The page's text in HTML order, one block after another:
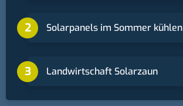
Solarpanels im Sommer kühlen
Landwirtschaft Solarzaun